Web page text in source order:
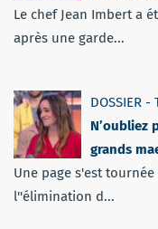
Le chef Jean Imbert a
après une garde...
DOSSIER -
N’oubliez
grands
Une page s'est
l''élimination d...